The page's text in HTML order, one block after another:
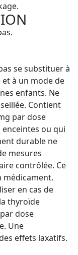
se substituer à
à un mode de
enfants. Ne
Contient
par dose
ou qui
durable ne
mesures
contrôlée. Ce
médicament.
en cas de
thyroïde
dose
Une
effets laxatifs.